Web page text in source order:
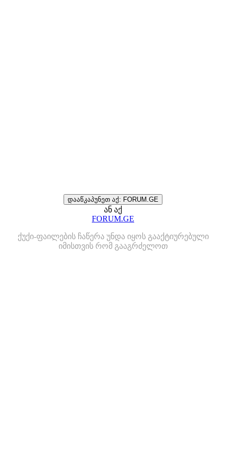
დააწკაპუნეთ აქ: FORUM.GE
ან აქ
FORUM.GE
ქუქი-ფაილების ჩაწერა უნდა იყოს გააქტიურებული
იმისთვის რომ გააგრძელოთ